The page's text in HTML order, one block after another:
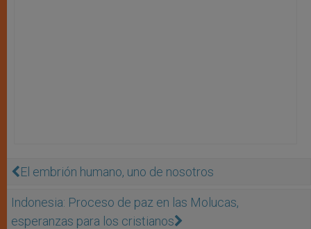
El embrión humano, uno de nosotros
Indonesia: Proceso de paz en las Molucas,
esperanzas para los cristianos